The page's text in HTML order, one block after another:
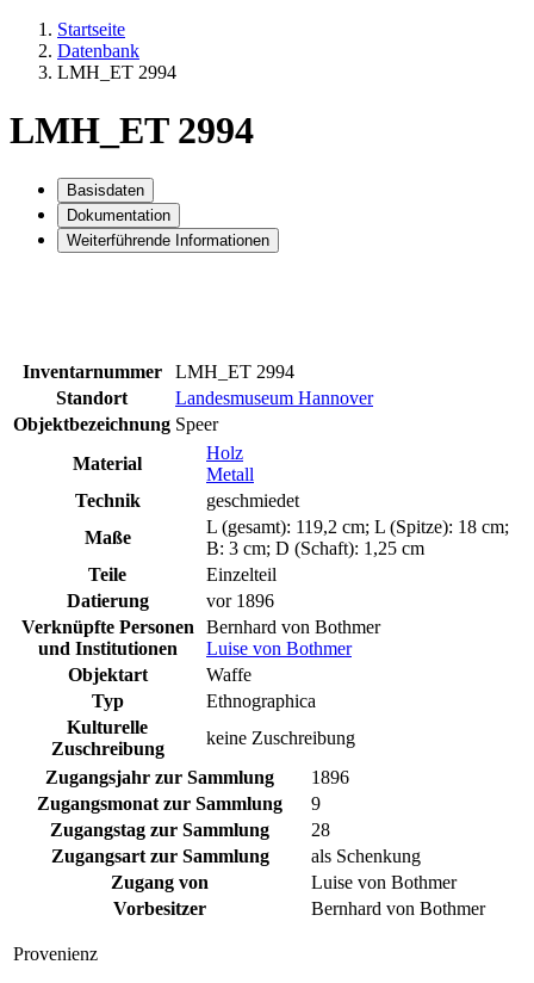
Startseite
Datenbank
LMH_ET 2994
LMH_ET 2994
Basisdaten
Dokumentation
Weiterführende Informationen
Inventarnummer
LMH_ET 2994
Standort
Landesmuseum Hannover
Objektbezeichnung Speer
Material
Holz
Metall
Technik
geschmiedet
Maße
L (gesamt): 119,2 cm; L (Spitze): 18 cm;
B: 3 cm; D (Schaft): 1,25 cm
Teile
Einzelteil
Datierung
vor 1896
Verknüpfte Personen
und Institutionen
Bernhard von Bothmer
Luise von Bothmer
Objektart
Waffe
Typ
Ethnographica
Kulturelle
Zuschreibung
keine Zuschreibung
Zugangsjahr zur Sammlung
1896
Zugangsmonat zur Sammlung
9
Zugangstag zur Sammlung
28
Zugangsart zur Sammlung
als Schenkung
Zugang von
Luise von Bothmer
Vorbesitzer
Bernhard von Bothmer
Provenienz